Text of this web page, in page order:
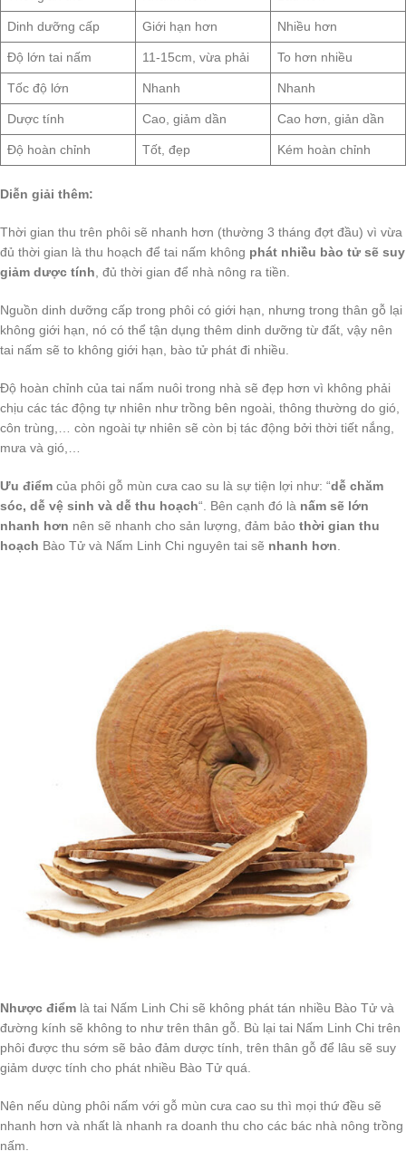
Dinh dưỡng cấp Giới hạn hơn Nhiều hơn
Độ lớn tai nấm 11-15cm, vừa phải To hơn nhiều
Tốc độ lớn Nhanh Nhanh
Dược tính Cao, giảm dần Cao hơn, giản dần
Độ hoàn chỉnh Tốt, đẹp Kém hoàn chỉnh
Diễn giải thêm:
Thời gian thu trên phôi sẽ nhanh hơn (thường 3 tháng đợt đầu) vì vừa
đủ thời gian là thu hoạch để tai nấm không phát nhiều bào tử sẽ suy
giảm dược tính , đủ thời gian để nhà nông ra tiền.
Nguồn dinh dưỡng cấp trong phôi có giới hạn, nhưng trong thân gỗ lại
không giới hạn, nó có thể tận dụng thêm dinh dưỡng từ đất, vậy nên
tai nấm sẽ to không giới hạn, bào tử phát đi nhiều.
Độ hoàn chỉnh của tai nấm nuôi trong nhà sẽ đẹp hơn vì không phải
chịu các tác động tự nhiên như trồng bên ngoài, thông thường do gió,
côn trùng,… còn ngoài tự nhiên sẽ còn bị tác động bởi thời tiết nắng,
mưa và gió,…
Ưu điểm của phôi gỗ mùn cưa cao su là sự tiện lợi như: “dễ chăm
sóc, dễ vệ sinh và dễ thu hoạch“. Bên cạnh đó là nấm sẽ lớn
nhanh hơn nên sẽ nhanh cho sản lượng, đảm bảo thời gian thu
hoạch Bào Tử và Nấm Linh Chi nguyên tai sẽ nhanh hơn
Nhược điểm là tai Nấm Linh Chi sẽ không phát tán nhiều Bào Tử và
đường kính sẽ không to như trên thân gỗ. Bù lại tai Nấm Linh Chi trên
phôi được thu sớm sẽ bảo đảm dược tính, trên thân gỗ để lâu sẽ suy
giảm dược tính cho phát nhiều Bào Tử quá.
Nên nếu dùng phôi nấm với gỗ mùn cưa cao su thì mọi thứ đều sẽ
nhanh hơn và nhất là nhanh ra doanh thu cho các bác nhà nông trồng
nấm.